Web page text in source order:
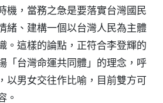
機，當務之急是要落實台灣國民
緒、建構一個以台灣人民為主體
。這樣的論點，正符合李登輝的
「台灣命運共同體」的理念，呼
以男女交往作比喻，目前雙方可
。